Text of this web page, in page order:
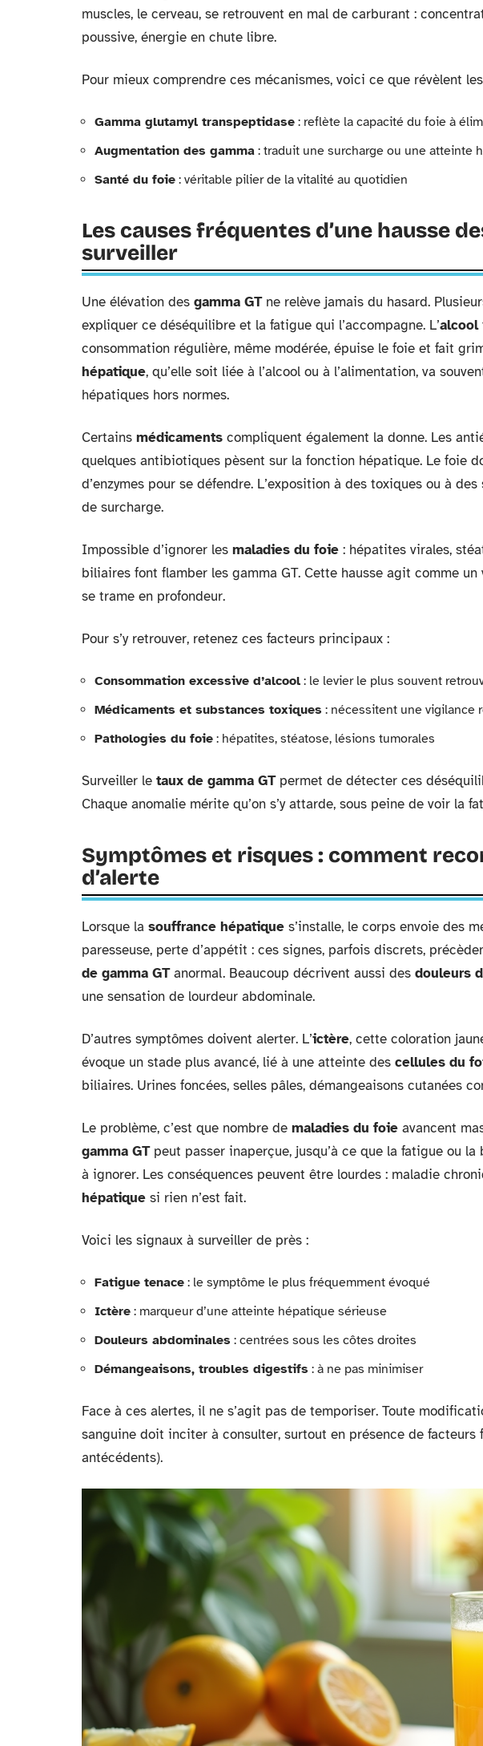
muscles, le cerveau, se retrouvent en mal de carburant :
poussive, énergie en chute libre.
Pour mieux comprendre ces mécanismes, voici ce que révèlent
Gamma glutamyl transpeptidase : reflète la capacité du foie à
Augmentation des gamma : traduit une surcharge ou une atteinte
Santé du foie : véritable pilier de la vitalité au quotidien
Les causes fréquentes d’une hausse
surveiller
Une élévation des gamma GTne relève jamais du hasard.
expliquer ce déséquilibre et la fatigue qui l’accompagne. L’alcool
consommation régulière, même modérée, épuise le foie et fait
hépatique, qu’elle soit liée à l’alcool ou à l’alimentation, va
hépatiques hors normes.
Certains médicaments compliquent également la donne. Les
quelques antibiotiques pèsent sur la fonction hépatique. Le foie
d’enzymes pour se défendre. L’exposition à des toxiques ou à
de surcharge.
Impossible d’ignorer les maladies du foie : hépatites virales,
biliaires font flamber les gamma GT. Cette hausse agit comme
se trame en profondeur.
Pour s’y retrouver, retenez ces facteurs principaux :
Consommation excessive d’alcool : le levier le plus souvent
Médicaments et substances toxiques : nécessitent une vigilance
Pathologies du foie : hépatites, stéatose, lésions tumorales
Surveiller le taux de gamma GTpermet de détecter ces
Chaque anomalie mérite qu’on s’y attarde, sous peine de voir la
Symptômes et risques : comment
d’alerte
Lorsque la souffrance hépatique s’installe, le corps envoie des
paresseuse, perte d’appétit : ces signes, parfois discrets,
de gamma GTanormal. Beaucoup décrivent aussi des douleurs
une sensation de lourdeur abdominale.
D’autres symptômes doivent alerter. L’ictère, cette coloration
évoque un stade plus avancé, lié à une atteinte des cellules du
biliaires. Urines foncées, selles pâles, démangeaisons cutanées
Le problème, c’est que nombre de maladies du foie avancent
gamma GTpeut passer inaperçue, jusqu’à ce que la fatigue ou
à ignorer. Les conséquences peuvent être lourdes : maladie
hépatique si rien n’est fait.
Voici les signaux à surveiller de près :
Fatigue tenace : le symptôme le plus fréquemment évoqué
Ictère : marqueur d’une atteinte hépatique sérieuse
Douleurs abdominales : centrées sous les côtes droites
Démangeaisons, troubles digestifs : à ne pas minimiser
Face à ces alertes, il ne s’agit pas de temporiser. Toute
sanguine doit inciter à consulter, surtout en présence de facteurs
antécédents).